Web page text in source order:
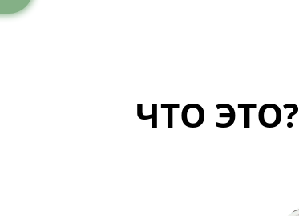
ЧТО ЭТО?